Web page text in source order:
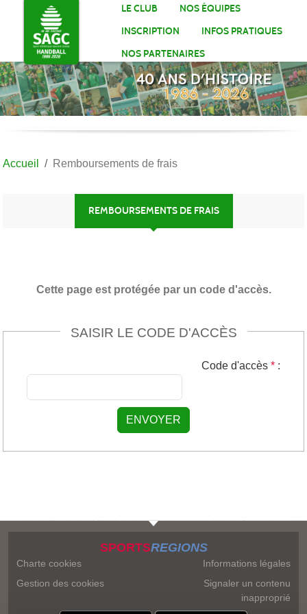
LE CLUB
NOS ÉQUIPES
INSCRIPTION
INFOS PRATIQUES
NOS PARTENAIRES
Accueil Remboursements de frais
REMBOURSEMENTS DE FRAIS
Cette page est protégée par un code d'accès.
SAISIR LE CODE D'ACCÈS
Code d'accès * :
ENVOYER
SPORTSREGIONS
Charte cookies
Gestion des cookies
Informations légales
Signaler un contenu
inapproprié
Panneau de gestion des cookies